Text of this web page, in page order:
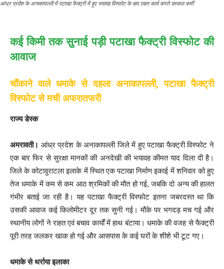
आंध्र प्रदेश के अनाकापल्ली में पटाखा फैक्ट्री में हुए भयावह विस्फोट के बाद राहत कार्य करते दमकल कर्मी
कई किमी तक सुनाई पड़ी पटाखा फैक्ट्री विस्फोट की
आवाज
चौंकाने वाले धमाके से दहला अनाकापल्ली, पटाखा फैक्ट्री
विस्फोट से मची अफरातफरी
राज्य डेस्क
अमरावती। आंध्र प्रदेश के अनाकापल्ली जिले में हुए पटाखा फैक्ट्री विस्फोट ने
एक बार फिर से सुरक्षा मानकों की अनदेखी की भयावह कीमत याद दिला दी है।
जिले के कोटावुराटला इलाके में स्थित एक पटाखा निर्माण इकाई में शनिवार को हुए
तेज धमाके में कम से कम आठ श्रमिकों की मौत हो गई, जबकि दो अन्य की हालत
गंभीर बताई जा रही है। यह पटाखा फैक्ट्री विस्फोट इतना जबरदस्त था कि
उसकी आवाज कई किलोमीटर दूर तक सुनी गई। मौके पर भगदड़ मच गई और
स्थानीय लोगों ने राहत एवं बचाव कार्यों में हाथ बंटाया। धमाके की वजह से फैक्ट्री
पूरी तरह जलकर खाक हो गई और आसपास के कई घरों के शीशे भी टूट गए।
धमाके से थर्राया इलाका